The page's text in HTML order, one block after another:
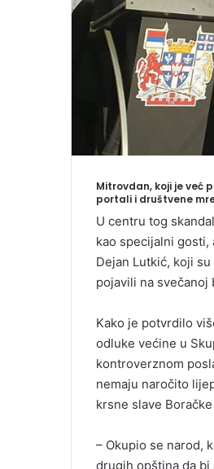
Mitrovdan, koji je već
portali i društvene
U centru tog
kao specijalni
Dejan Lutkić, koji
pojavili na svečanoj
Kako je potvrdilo
odluke većine u
kontroverznom
nemaju naročito
krsne slave
– Okupio se narod,
drugih opština da bi